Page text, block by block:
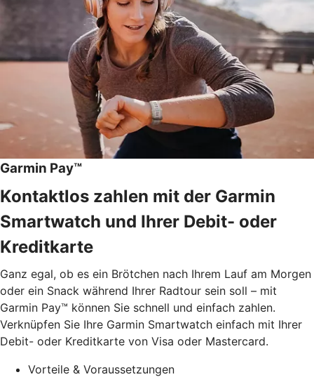
Garmin Pay™
Kontaktlos zahlen mit der Garmin
Smartwatch und Ihrer Debit- oder
Kreditkarte
Ganz egal, ob es ein Brötchen nach Ihrem Lauf am Morgen
oder ein Snack während Ihrer Radtour sein soll – mit
Garmin Pay™ können Sie schnell und einfach zahlen.
Verknüpfen Sie Ihre Garmin Smartwatch einfach mit Ihrer
Debit- oder Kreditkarte von Visa oder Mastercard.
Vorteile & Voraussetzungen